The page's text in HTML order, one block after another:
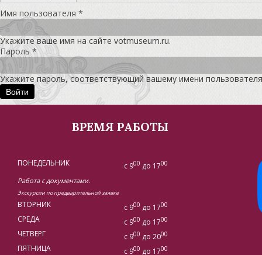
Имя пользователя *
Укажите ваше имя на сайте votmuseum.ru.
Пароль *
Укажите пароль, соответствующий вашему имени
ВРЕМЯ РАБОТЫ
ПОНЕДЕЛЬНИК с 900 до 1700
Работа с документами.
Экскурсии по предварительной заявке
ВТОРНИК с 900 до 1700
СРЕДА с 900 до 1700
ЧЕТВЕРГ с 900 до 2000
ПЯТНИЦА с 900 до 1700